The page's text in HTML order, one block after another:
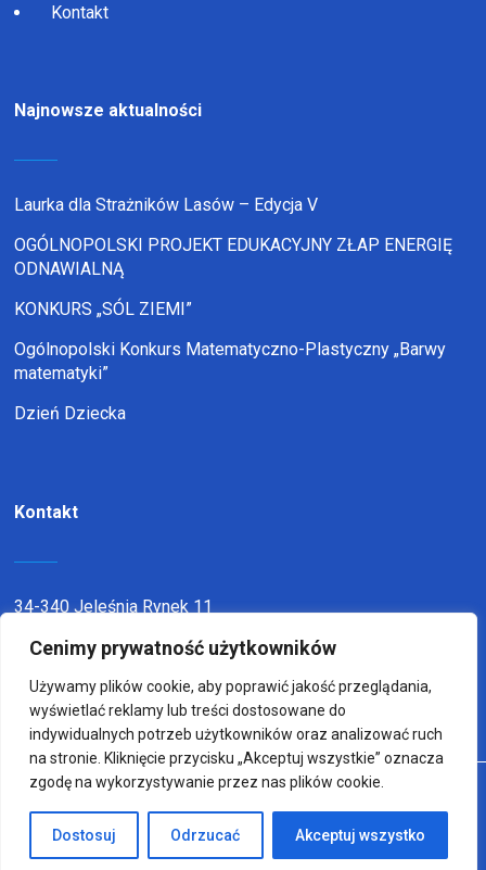
Cenimy prywatność użytkowników
Używamy plików cookie, aby poprawić jakość przeglądania,
wyświetlać reklamy lub treści dostosowane do
indywidualnych potrzeb użytkowników oraz analizować ruch
na stronie. Kliknięcie przycisku „Akceptuj wszystkie” oznacza
zgodę na wykorzystywanie przez nas plików cookie.
Dostosuj Odrzucać Akceptuj wszystko
Kontakt
Najnowsze aktualności
Laurka dla Strażników Lasów – Edycja V
OGÓLNOPOLSKI PROJEKT EDUKACYJNY ZŁAP ENERGIĘ
ODNAWIALNĄ
KONKURS „SÓL ZIEMI”
Ogólnopolski Konkurs Matematyczno-Plastyczny „Barwy
matematyki”
Dzień Dziecka
Kontakt
34-340 Jeleśnia Rynek 11
telefon:338636116
email:sp1jel@op.pl
Wykonanie:sm32 STUDIO